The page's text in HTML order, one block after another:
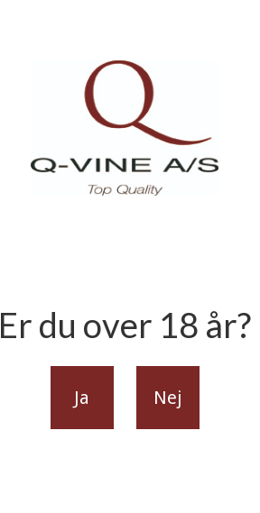
Er du over 18 år?
Ja Nej